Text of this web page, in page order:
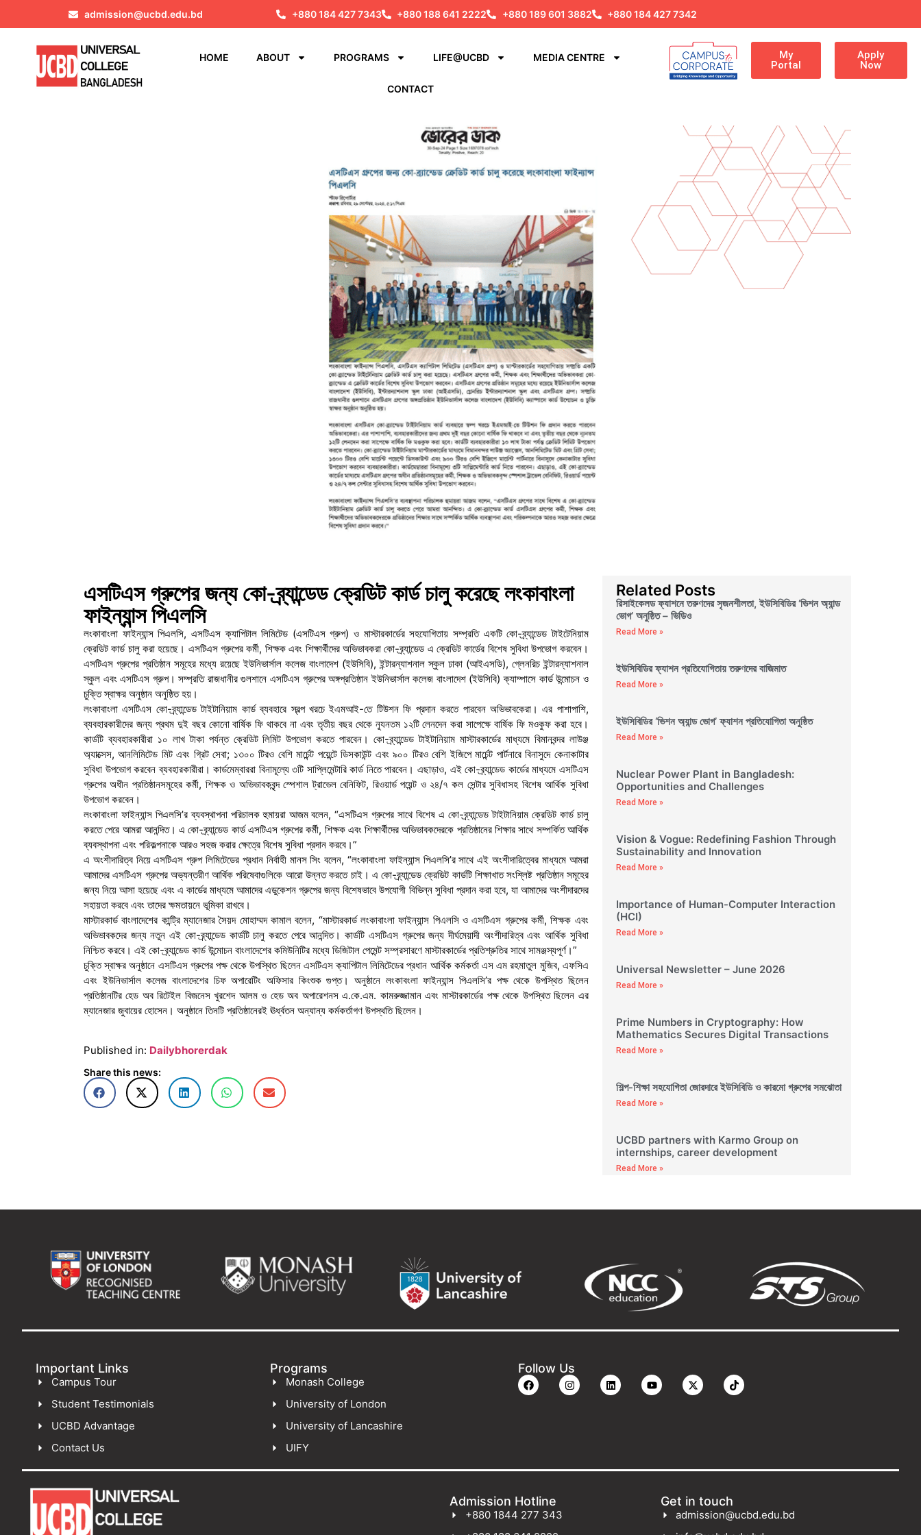
admission@ucbd.edu.bd +880 184 427 7343 +880 188 641 2222 +880 189 601 3882 +880 184 427 7342
HOME ABOUT PROGRAMS LIFE@UCBD MEDIA CENTRE
CONTACT
My
Portal
Apply
Now
এসটিএস গ্রুপের জন্য কো-ব্র্যান্ডেড ক্রেডিট কার্ড চালু করেছে লংকাবাংলা
ফাইন্যান্স পিএলসি
লংকাবাংলা ফাইন্যান্স পিএলসি, এসটিএস ক্যাপিটাল লিমিটেড (এসটিএস গ্রুপ) ও মাস্টারকার্ডের সহযোগিতায় সম্প্রতি একটি কো-ব্র্যান্ডেড টাইটেনিয়াম
ক্রেডিট কার্ড চালু করা হয়েছে। এসটিএস গ্রুপের কর্মী, শিক্ষক এবং শিক্ষার্থীদের অভিভাবকরা কো-ব্র্যান্ডেড এ ক্রেডিট কার্ডের বিশেষ সুবিধা উপভোগ করবেন।
এসটিএস গ্রুপের প্রতিষ্ঠান সমূহের মধ্যে রয়েছে ইউনিভার্সাল কলেজ বাংলাদেশ (ইউসিবি), ইন্টারন্যাশনাল স্কুল ঢাকা (আইএসডি), গ্লেনরিচ ইন্টারন্যাশনাল
স্কুল এবং এসটিএস গ্রুপ। সম্প্রতি রাজধানীর গুলশানে এসটিএস গ্রুপের অঙ্গপ্রতিষ্ঠান ইউনিভার্সাল কলেজ বাংলাদেশ (ইউসিবি) ক্যাম্পাসে কার্ড উন্মোচন ও
চুক্তি স্বাক্ষর অনুষ্ঠান অনুষ্ঠিত হয়।
লংকাবাংলা এসটিএস কো-ব্র্যান্ডেড টাইটানিয়াম কার্ড ব্যবহারে স্বল্প খরচে ইএমআই-তে টিউশন ফি প্রদান করতে পারবেন অভিভাবকেরা। এর পাশাপাশি,
ব্যবহারকারীদের জন্য প্রথম দুই বছর কোনো বার্ষিক ফি থাকবে না এবং তৃতীয় বছর থেকে ন্যূনতম ১২টি লেনদেন করা সাপেক্ষে বার্ষিক ফি মওকুফ করা হবে।
কার্ডটি ব্যবহারকারীরা ১০ লাখ টাকা পর্যন্ত ক্রেডিট লিমিট উপভোগ করতে পারবেন। কো-ব্র্যান্ডেড টাইটানিয়াম মাস্টারকার্ডের মাধ্যমে বিমানবন্দর লাউঞ্জ
অ্যাক্সেস, আনলিমিটেড মিট এবং গ্রিট সেবা; ১৩০০ টিরও বেশি মার্চেন্ট পয়েন্টে ডিসকাউন্ট এবং ৯০০ টিরও বেশি ইজিপে মার্চেন্ট পার্টনারে বিনাসুদে কেনাকাটার
সুবিধা উপভোগ করবেন ব্যবহারকারীরা। কার্ডমেম্বাররা বিনামূল্যে ৩টি সাপ্লিমেন্টারি কার্ড নিতে পারবেন। এছাড়াও, এই কো-ব্র্যান্ডেড কার্ডের মাধ্যমে এসটিএস
গ্রুপের অধীন প্রতিষ্ঠানসমূহের কর্মী, শিক্ষক ও অভিভাবকবৃন্দ স্পেশাল ট্রাভেল বেনিফিট, রিওয়ার্ড পয়েন্ট ও ২৪/৭ কল সেন্টার সুবিধাসহ বিশেষ আর্থিক সুবিধা
উপভোগ করবেন।
লংকাবাংলা ফাইন্যান্স পিএলসি’র ব্যবস্থাপনা পরিচালক হুমায়রা আজম বলেন, “এসটিএস গ্রুপের সাথে বিশেষ এ কো-ব্র্যান্ডেড টাইটানিয়াম ক্রেডিট কার্ড চালু
করতে পেরে আমরা আনন্দিত। এ কো-ব্র্যান্ডেড কার্ড এসটিএস গ্রুপের কর্মী, শিক্ষক এবং শিক্ষার্থীদের অভিভাবকদেরকে প্রতিষ্ঠানের শিক্ষার সাথে সম্পর্কিত আর্থিক
ব্যবস্থাপনা এবং পরিকল্পনাকে আরও সহজ করার ক্ষেত্রে বিশেষ সুবিধা প্রদান করবে।”
এ অংশীদারিত্ব নিয়ে এসটিএস গ্রুপ লিমিটেডের প্রধান নির্বাহী মানস সিং বলেন, “লংকাবাংলা ফাইন্যান্স পিএলসি’র সাথে এই অংশীদারিত্বের মাধ্যমে আমরা
আমাদের এসটিএস গ্রুপের অভ্যন্তরীণ আর্থিক পরিষেবাগুলিকে আরো উন্নত করতে চাই। এ কো-ব্র্যান্ডেড ক্রেডিট কার্ডটি শিক্ষাখাত সংশ্লিষ্ট প্রতিষ্ঠান সমূহের
জন্য নিয়ে আসা হয়েছে এবং এ কার্ডের মাধ্যমে আমাদের এডুকেশন গ্রুপের জন্য বিশেষভাবে উপযোগী বিভিন্ন সুবিধা প্রদান করা হবে, যা আমাদের অংশীদারদের
সহায়তা করবে এবং তাদের ক্ষমতায়নে ভূমিকা রাখবে।
মাস্টারকার্ড বাংলাদেশের কান্ট্রি ম্যানেজার সৈয়দ মোহাম্মদ কামাল বলেন, “মাস্টারকার্ড লংকাবাংলা ফাইন্যান্স পিএলসি ও এসটিএস গ্রুপের কর্মী, শিক্ষক এবং
অভিভাবকদের জন্য নতুন এই কো-ব্র্যান্ডেড কার্ডটি চালু করতে পেরে আনন্দিত। কার্ডটি এসটিএস গ্রুপের জন্য দীর্ঘমেয়াদী অংশীদারিত্ব এবং আর্থিক সুবিধা
নিশ্চিত করবে। এই কো-ব্র্যান্ডেড কার্ড উন্মোচন বাংলাদেশের কমিউনিটির মধ্যে ডিজিটাল পেমেন্ট সম্প্রসারণে মাস্টারকার্ডের প্রতিশ্রুতির সাথে সামঞ্জস্যপূর্ণ।”
চুক্তি স্বাক্ষর অনুষ্ঠানে এসটিএস গ্রুপের পক্ষ থেকে উপস্থিত ছিলেন এসটিএস ক্যাপিটাল লিমিটেডের প্রধান আর্থিক কর্মকর্তা এস এম রহমাতুল মুজিব, এফসিএ
এবং ইউনিভার্সাল কলেজ বাংলাদেশের চিফ অপারেটিং অফিসার কিংশুক গুপ্ত। অনুষ্ঠানে লংকাবংলা ফাইন্যান্স পিএলসি’র পক্ষ থেকে উপস্থিত ছিলেন
প্রতিষ্ঠানটির হেড অব রিটেইল বিজনেস খুরশেদ আলম ও হেড অব অপারেশনস এ.কে.এম. কামরুজ্জামান এবং মাস্টারকার্ডের পক্ষ থেকে উপস্থিত ছিলেন এর
ম্যানেজার জুবায়ের হোসেন। অনুষ্ঠানে তিনটি প্রতিষ্ঠানেরই ঊর্ধ্বতন অন্যান্য কর্মকর্তাগণ উপস্থতি ছিলেন।
Published in: Dailybhorerdak
Share this news:
Related Posts
রিসাইকেলড ফ্যাশনে তরুণদের সৃজনশীলতা, ইউসিবিডির ‘ভিশন অ্যান্ড
ভোগ’ অনুষ্ঠিত – ভিডিও
Read More »
ইউসিবিডির ফ্যাশন প্রতিযোগিতায় তরুণদের বাজিমাত
Read More »
ইউসিবিডির ‘ভিশন অ্যান্ড ভোগ’ ফ্যাশন প্রতিযোগিতা অনুষ্ঠিত
Read More »
Nuclear Power Plant in Bangladesh:
Opportunities and Challenges
Read More »
Vision & Vogue: Redefining Fashion Through
Sustainability and Innovation
Read More »
Importance of Human-Computer Interaction
(HCI)
Read More »
Universal Newsletter – June 2026
Read More »
Prime Numbers in Cryptography: How
Mathematics Secures Digital Transactions
Read More »
শিল্প-শিক্ষা সহযোগিতা জোরদারে ইউসিবিডি ও কারমো গ্রুপের সমঝোতা
Read More »
UCBD partners with Karmo Group on
internships, career development
Read More »
Important Links
Campus Tour
Student Testimonials
UCBD Advantage
Contact Us
Programs
Monash College
University of London
University of Lancashire
UIFY
Follow Us
Admission Hotline
+880 1844 277 343
Get in touch
admission@ucbd.edu.bd